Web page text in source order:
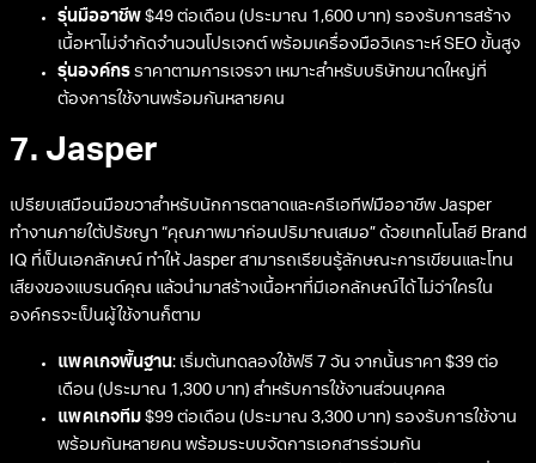
รุ่นมืออาชีพ $49 ต่อเดือน (ประมาณ 1,600 บาท) รองรับการสร้าง
เนื้อหาไม่จำกัดจำนวนโปรเจกต์ พร้อมเครื่องมือวิเคราะห์ SEO ขั้นสูง
รุ่นองค์กร ราคาตามการเจรจา เหมาะสำหรับบริษัทขนาดใหญ่ที่
ต้องการใช้งานพร้อมกันหลายคน
7. Jasper
เปรียบเสมือนมือขวาสำหรับนักการตลาดและครีเอทีฟมืออาชีพ Jasper
ทำงานภายใต้ปรัชญา “คุณภาพมาก่อนปริมาณเสมอ” ด้วยเทคโนโลยี Brand
IQ ที่เป็นเอกลักษณ์ ทำให้ Jasper สามารถเรียนรู้ลักษณะการเขียนและโทน
เสียงของแบรนด์คุณ แล้วนำมาสร้างเนื้อหาที่มีเอกลักษณ์ได้ ไม่ว่าใครใน
องค์กรจะเป็นผู้ใช้งานก็ตาม
แพคเกจพื้นฐาน: เริ่มต้นทดลองใช้ฟรี 7 วัน จากนั้นราคา $39 ต่อ
เดือน (ประมาณ 1,300 บาท) สำหรับการใช้งานส่วนบุคคล
แพคเกจทีม $99 ต่อเดือน (ประมาณ 3,300 บาท) รองรับการใช้งาน
พร้อมกันหลายคน พร้อมระบบจัดการเอกสารร่วมกัน